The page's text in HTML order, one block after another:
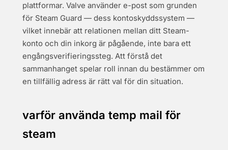
plattformar. Valve använder e-post som grunden
för Steam Guard — dess kontoskyddssystem —
vilket innebär att relationen mellan ditt Steam-
konto och din inkorg är pågående, inte bara ett
engångsverifieringssteg. Att förstå det
sammanhanget spelar roll innan du bestämmer om
en tillfällig adress är rätt val för din situation.
varför använda temp mail för
steam